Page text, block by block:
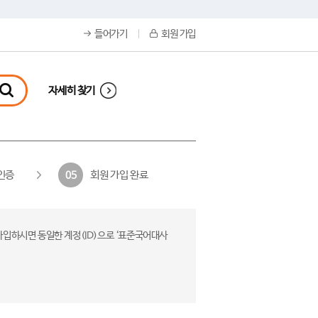
들어가기 회원 가입
자세히 찾기
증 05 회원 가입 완료
하시면 동일한 계정(ID)으로 ‘표준국어대사